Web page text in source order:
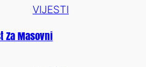
VIJESTI
Za Masovni